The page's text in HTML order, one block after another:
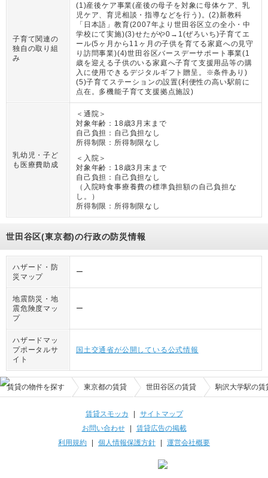
子育て関連の
独自の取り組
み
(1)産後ケア事業(産後の母子を対象に母体ケア、乳
児ケア、育児相談・指導などを行う)。(2)新教科
「日本語」教育(2007年より世田谷区立の全小・中
学校にて実施)(3)せたがや0→1(ぜろいち)子育てエ
ール(5ヶ月から11ヶ月の子供を育てる家庭への見守
り訪問事業)(4)世田谷区バースデーサポート事業(1
歳を迎える子供のいる家庭へ子育て支援用品等の購
入に使用できるデジタルギフト贈呈。※条件あり)
(5)子育てステーションの設置(利便性の高い駅前に
点在。多機能子育て支援拠点施設)
乳幼児・子ど
も医療費助成
＜通院＞
対象年齢： 18歳3月末まで
自己負担： 自己負担なし
所得制限： 所得制限なし
＜入院＞
対象年齢： 18歳3月末まで
自己負担： 自己負担なし
（ 入院時食事療養費の標準負担額の自己負担な
し。
）
所得制限： 所得制限なし
世田谷区(東京都)の行政の防災情報
ハザード・防
災マップ
ー
地震防災・地
震危険度マッ
プ
ー
ハザードマッ
プポータルサ
イト
国土交通省が公開している公式情報
賃貸の物件を探す 東京都の賃貸 世田谷区の賃貸 駒沢大学駅の賃
賃貸スモッカ | サイトマップ
お問い合わせ| 賃貸広告の掲載
利用規約 | 個人情報保護方針 | 運営会社概要